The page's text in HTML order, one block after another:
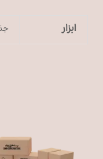
ابزار